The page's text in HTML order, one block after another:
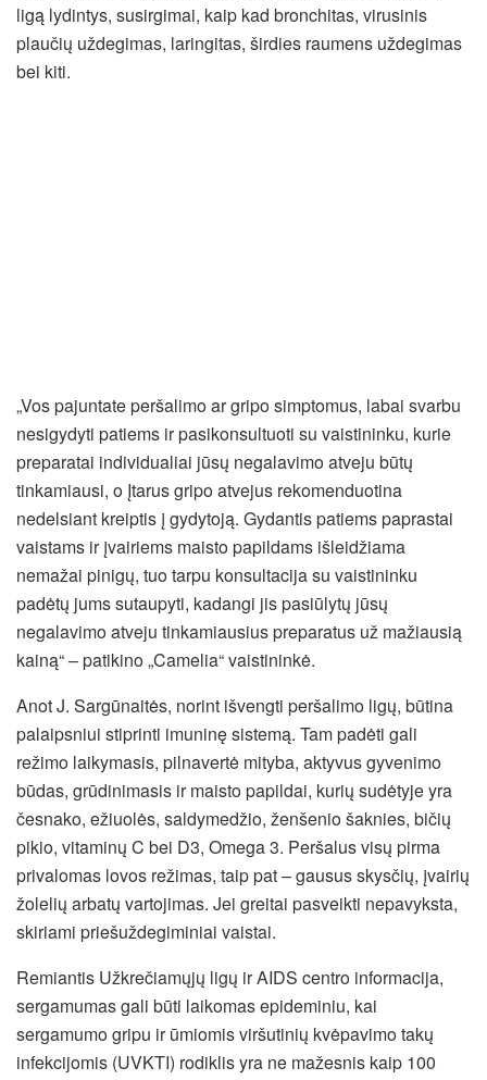
ligą lydintys, susirgimai, kaip kad bronchitas, virusinis
plaučių uždegimas, laringitas, širdies raumens uždegimas
bei kiti.
„Vos pajuntate peršalimo ar gripo simptomus, labai svarbu
nesigydyti patiems ir pasikonsultuoti su vaistininku, kurie
preparatai individualiai jūsų negalavimo atveju būtų
tinkamiausi, o Įtarus gripo atvejus rekomenduotina
nedelsiant kreiptis į gydytoją. Gydantis patiems paprastai
vaistams ir įvairiems maisto papildams išleidžiama
nemažai pinigų, tuo tarpu konsultacija su vaistininku
padėtų jums sutaupyti, kadangi jis pasiūlytų jūsų
negalavimo atveju tinkamiausius preparatus už mažiausią
kainą“ – patikino „Camelia“ vaistininkė.
Anot J. Sargūnaitės, norint išvengti peršalimo ligų, būtina
palaipsniui stiprinti imuninę sistemą. Tam padėti gali
režimo laikymasis, pilnavertė mityba, aktyvus gyvenimo
būdas, grūdinimasis ir maisto papildai, kurių sudėtyje yra
česnako, ežiuolės, saldymedžio, ženšenio šaknies, bičių
pikio, vitaminų C bei D3, Omega 3. Peršalus visų pirma
privalomas lovos režimas, taip pat – gausus skysčių, įvairių
žolelių arbatų vartojimas. Jei greitai pasveikti nepavyksta,
skiriami priešuždegiminiai vaistai.
Remiantis Užkrečiamųjų ligų ir AIDS centro informacija,
sergamumas gali būti laikomas epideminiu, kai
sergamumo gripu ir ūmiomis viršutinių kvėpavimo takų
infekcijomis (UVKTI) rodiklis yra ne mažesnis kaip 100